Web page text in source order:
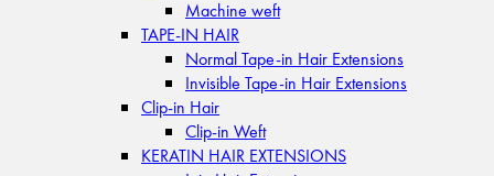
Machine weft
TAPE-IN HAIR
Normal Tape-in Hair Extensions
Invisible Tape-in Hair Extensions
Clip-in Hair
Clip-in Weft
KERATIN HAIR EXTENSIONS